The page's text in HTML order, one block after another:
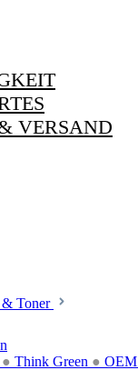
VERSAND
& Toner
● Think Green ● OEM